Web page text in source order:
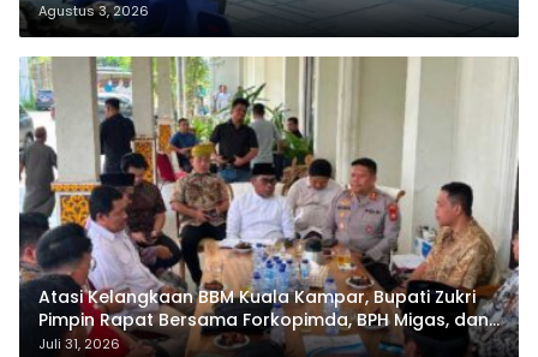
Agustus 3, 2026
Atasi Kelangkaan BBM Kuala Kampar, Bupati Zukri
Pimpin Rapat Bersama Forkopimda, BPH Migas, dan
Pertamina
Juli 31, 2026